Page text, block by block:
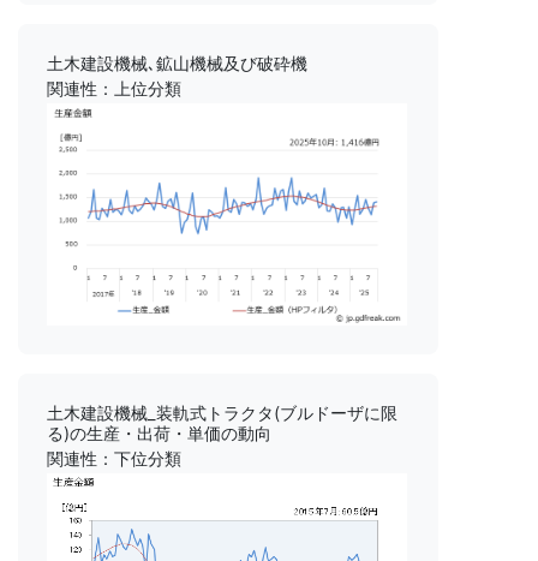
土木建設機械､鉱山機械及び破砕機
関連性：上位分類
土木建設機械_装軌式トラクタ(ブルドーザに限
る)の生産・出荷・単価の動向
関連性：下位分類